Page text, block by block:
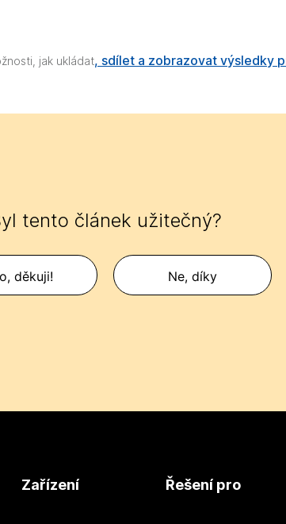
jak ukládat, sdílet a zobrazovat výsledky
tento článek užitečný?
děkuji! Ne, díky
Zařízení Řešení pro